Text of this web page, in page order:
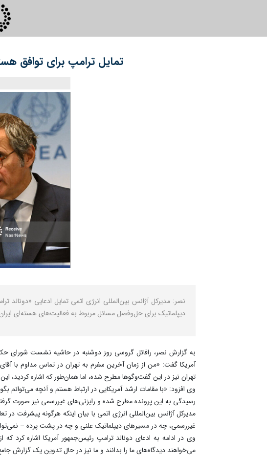
تمایل ترامپ برای توافق
نصر: مدیرکل آژانس بین‌المللی انرژی اتمی تمایل ادعایی
دیپلماتیک برای حل‌وفصل مسائل مربوط به فعالیت‌های هسته‌ای
به گزارش نصر، رافائل گروسی روز دوشنبه در حاشیه نشست شورای
آمریکا گفت: «من از زمان آخرین سفرم به تهران در تماس مداوم با
تهران نیز در این گفت‌وگوها مطرح شده، اما همان‌طور که اشاره کردید،
وی افزود: «با مقامات ارشد آمریکایی در ارتباط هستم و آنچه
رسیدگی به این پرونده مطرح شده و رایزنی‌های غیررسمی نیز صورت
مدیرکل آژانس بین‌المللی انرژی اتمی با بیان اینکه هرگونه پیشرفت
غیررسمی، چه در مسیرهای دیپلماتیک علنی و چه در پشت پرده –
وی در ادامه به ادعای دونالد ترامپ رئیس‌جمهور آمریکا اشاره کرد
می‌خواهند دیدگاه‌های ما را بدانند و ما نیز در حال تدوین یک گزارش